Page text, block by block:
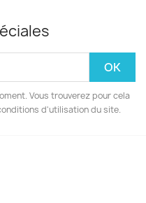
Vous trouverez pour cela
d'utilisation du site.